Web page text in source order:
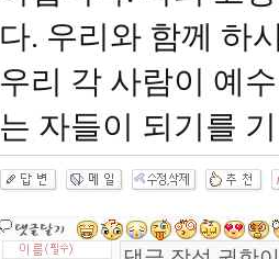
다. 우리와 함께 하
우리 각 사람이 예
는 자들이 되기를